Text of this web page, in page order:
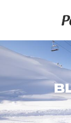
principal